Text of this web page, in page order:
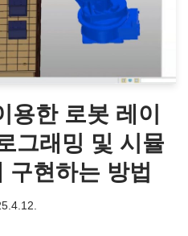
용한 로봇 레이
그래밍 및 시뮬
구현하는 방법